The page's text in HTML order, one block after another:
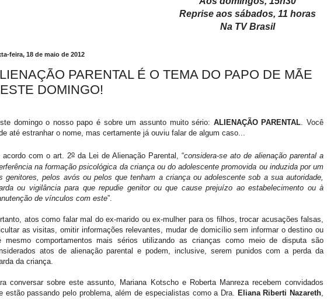
Reprise aos sábados, 11 horas
Na TV Brasil
feira, 18 de maio de 2012
PARENTAL É O TEMA DO PAPO DE MÃE
DOMINGO!
domingo o nosso papo é sobre um assunto muito sério: ALIENAÇÃO PARENTAL. Você
até estranhar o nome, mas certamente já ouviu falar de algum caso...
acordo com o art. 2o da Lei de Alienação Parental, “considera-se ato de alienação parental a
na formação psicológica da criança ou do adolescente promovida ou induzida por um
genitores, pelos avós ou pelos que tenham a criança ou adolescente sob a sua autoridade,
ou vigilância para que repudie genitor ou que cause prejuízo ao estabelecimento ou à
de vínculos com este”.
atos como falar mal do ex-marido ou ex-mulher para os filhos, trocar acusações falsas,
as visitas, omitir informações relevantes, mudar de domicílio sem informar o destino ou
mesmo comportamentos mais sérios utilizando as crianças como meio de disputa são
atos de alienação parental e podem, inclusive, serem punidos com a perda da
da criança.
conversar sobre este assunto, Mariana Kotscho e Roberta Manreza recebem convidados
estão passando pelo problema, além de especialistas como a Dra.
Eliana Riberti Nazareth